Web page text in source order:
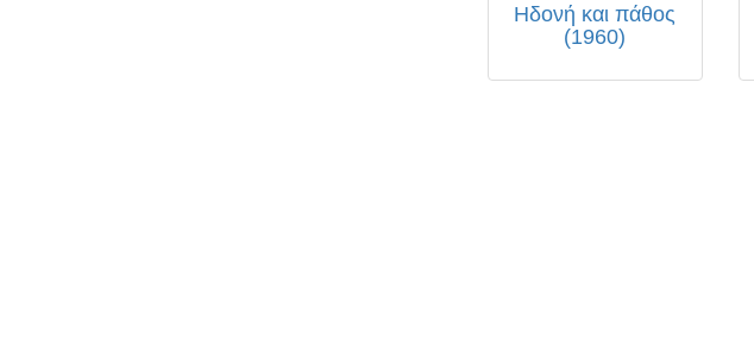
Ηδονή και πάθος
(1960)